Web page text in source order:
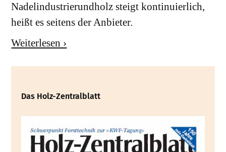
Nadelindustrierundholz steigt kontinuierlich,
heißt es seitens der Anbieter.
Weiterlesen ›
Das Holz-Zentralblatt